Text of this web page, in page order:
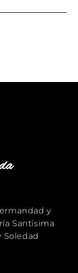
y
Santísima
Soledad